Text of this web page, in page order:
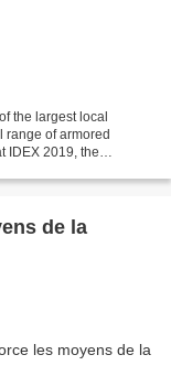
the largest local
range of armored
IDEX 2019, the
de la